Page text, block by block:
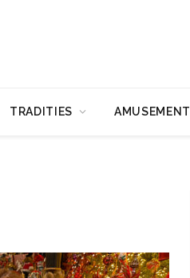
TRADITIES AMUSEMENT